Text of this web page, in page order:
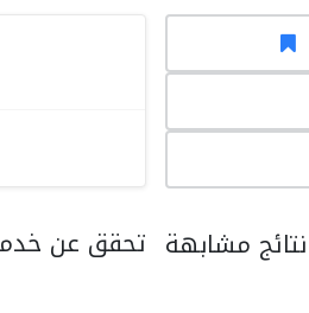
تحقق عن نتائج مشابهة